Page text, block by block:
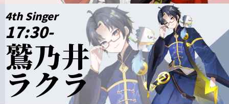
4th Singer
17:30-
鷲乃井
ラクラ